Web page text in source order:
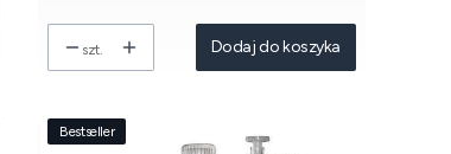
szt. Dodaj do koszyka
Bestseller